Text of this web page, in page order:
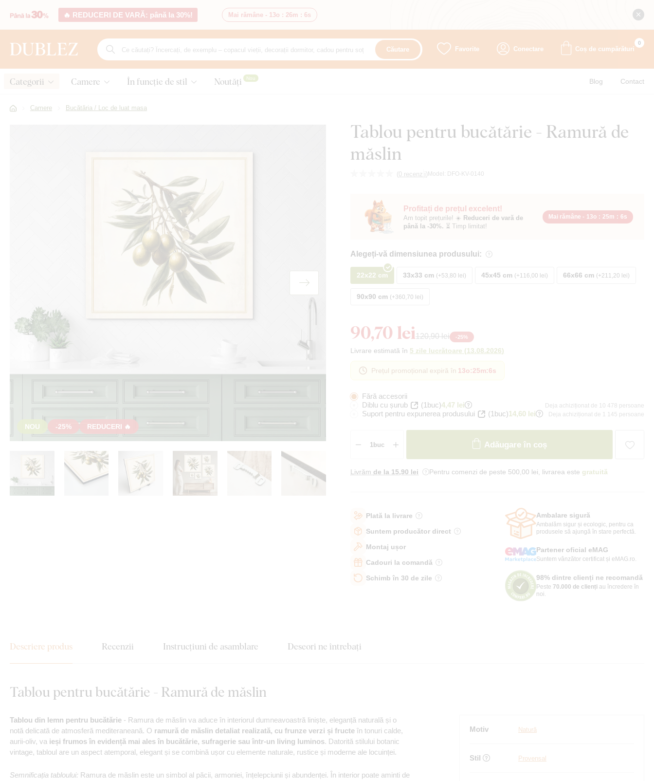
🔥 REDUCERI DE VARĂ: până la 30%! Mai rămâne - 13o : 26m : 5s
Căutare Favorite Conectare Coș de cumpărături
0
Categorii Camere În funcție de stil Noutăți Nou Blog Contact
Camere Bucătăria / Loc de luat masa
Tablou pentru bucătărie - Ramură de
măslin
(0 recenzii) Model: DFO-KV-0140
NOU -25% REDUCERI 🔥
Profitați de prețul excelent!
Am topit prețurile! ☀️ Reduceri de vară de
până la -30%. ⏳ Timp limitat!
Mai rămâne - 13o : 25m : 4s
Alegeți-vă dimensiunea produsului:
22x22 cm 33x33 cm +53,80 lei 45x45 cm +116,00 lei 66x66 cm +211,20 lei
90x90 cm +360,70 lei
90,70 lei120,90 lei -25%
Livrare estimată în 5 zile lucrătoare (13.08.2026)
Prețul promoțional expiră în 13o:25m:4s
Fără accesorii
Diblu cu șurub
(1buc)4,47 lei Deja achiziționat de 10 478 persoane
Suport pentru expunerea produsului (1buc)14,60 lei Deja achiziționat de 1 145 persoane
Adăugare în coș
Livrăm de la 15,90 lei Pentru comenzi de peste 500,00 lei, livrarea este gratuită
Plată la livrare
Suntem producător direct
Montaj ușor
Cadouri la comandă
Schimb în 30 de zile
Ambalare sigură
Ambalăm sigur și ecologic, pentru ca
produsele să ajungă în stare perfectă.
Partener oficial eMAG
Suntem vânzător certificat și eMAG.ro.
98% dintre clienți ne recomandă
Peste 70.000 de clienți au încredere în
noi.
Descriere produs Recenzii Instrucțiuni de asamblare Deseori ne întrebați
Tablou pentru bucătărie - Ramură de măslin
Tablou din lemn pentru bucătărie - Ramura de măslin va aduce în interiorul dumneavoastră liniște, eleganță naturală și o
notă delicată de atmosferă mediteraneană. O ramură de măslin detaliat realizată, cu frunze verzi și fructe în tonuri calde,
aurii-oliv, va ieși frumos în evidență mai ales în bucătărie, sufragerie sau într-un living luminos. Datorită stilului botanic
vintage, tabloul are un aspect atemporal, elegant și se combină ușor cu elemente naturale, rustice și moderne ale locuinței.
Semnificația tabloului: Ramura de măslin este un simbol al păcii, armoniei, înțelepciunii și abundenței. În interior poate aminti de
Motiv Natură
Stil Provensal